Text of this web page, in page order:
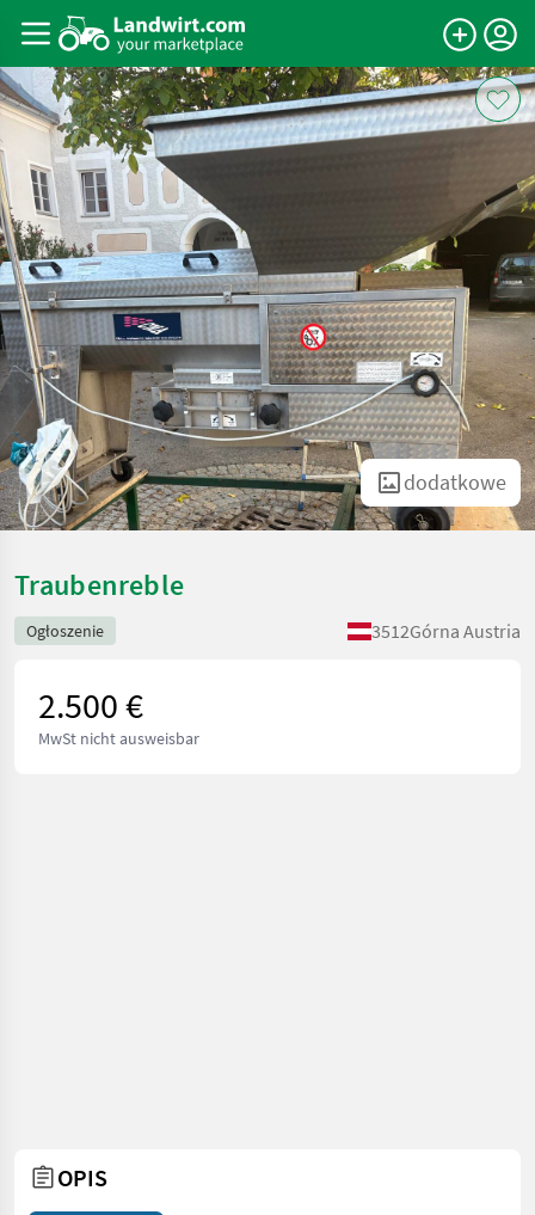
dodatkowe
Traubenreble
Ogłoszenie 3512Górna Austria
2.500 €
MwSt nicht ausweisbar
OPIS